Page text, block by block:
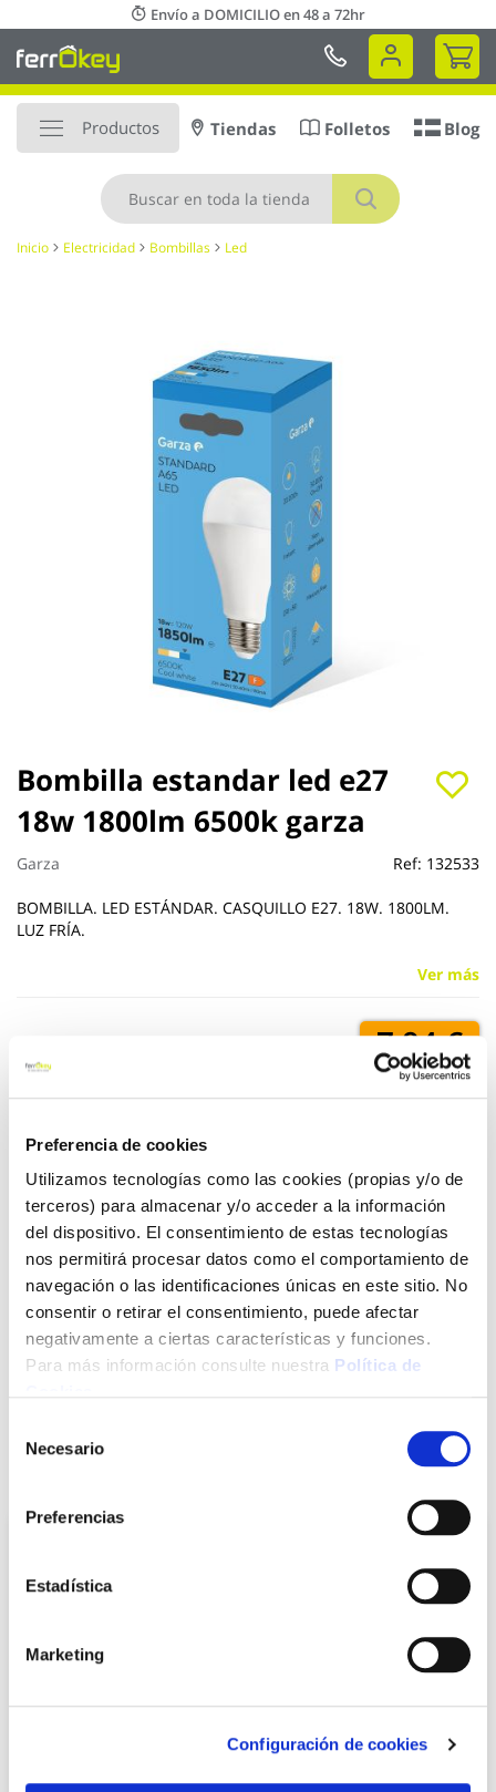
Preferencia de cookies
Utilizamos tecnologías como las cookies (propias y/o de
terceros) para almacenar y/o acceder a la información
del dispositivo. El consentimiento de estas tecnologías
nos permitirá procesar datos como el comportamiento de
navegación o las identificaciones únicas en este sitio. No
consentir o retirar el consentimiento, puede afectar
negativamente a ciertas características y funciones.
Para más información consulte nuestra Política de
Necesario
Preferencias
Estadística
Marketing
Configuración de cookies
al
contenido
Envío a DOMICILIO en 48 a 72hr
Mi
Productos
Buscar
Tiendas Folletos Blog
Inicio Electricidad Bombillas Led
Bombilla estandar led e27
18w 1800lm 6500k garza
Garza Ref: 132533
BOMBILLA. LED ESTÁNDAR. CASQUILLO E27. 18W. 1800LM.
LUZ FRÍA.
Ver más
7,94 €
Click&Collect - Recogida gratis
en nuestras tiendas
Envío a domicilio:
Saltar
al
comienzo
de
la
de
imágenes